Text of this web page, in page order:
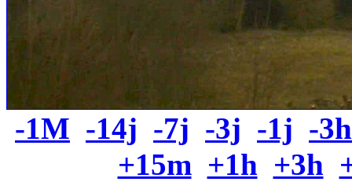
-1M -14j -7j -3j -1j -3h
+15m +1h +3h